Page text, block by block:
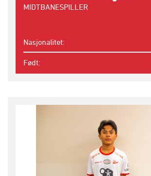
MIDTBANESPILLER
Nasjonalitet
Født